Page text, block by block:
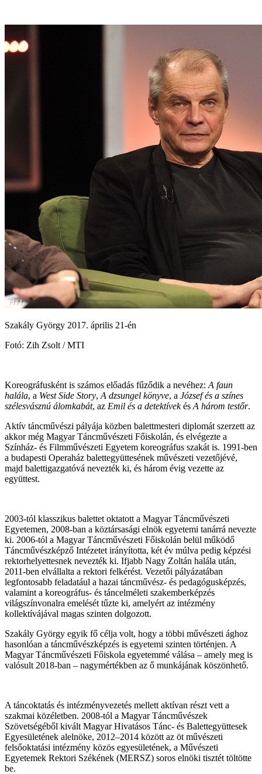
Szakály György 2017. április 21-én
Fotó: Zih Zsolt / MTI
Koreográfusként is számos előadás fűződik a nevéhez: A faun
halála, a West Side Story, A dzsungel könyve, a József és a színes
szélesvásznú álomkabát, az Emil és a detektívekés A három testőr.
Aktív táncművészi pályája közben balettmesteri diplomát szerzett az
akkor még Magyar Táncművészeti Főiskolán, és elvégezte a
Színház- és Filmművészeti Egyetem koreográfus szakát is. 1991-ben
a budapesti Operaház balettegyüttesének művészeti vezetőjévé,
majd balettigazgatóvá nevezték ki, és három évig vezette az
együttest.
2003-tól klasszikus balettet oktatott a Magyar Táncművészeti
Egyetemen, 2008-ban a köztársasági elnök egyetemi tanárrá nevezte
ki. 2006-tól a Magyar Táncművészeti Főiskolán belül működő
Táncművészképző Intézetet irányította, két év múlva pedig képzési
rektorhelyettesnek nevezték ki. Ifjabb Nagy Zoltán halála után,
2011-ben elvállalta a rektori felkérést. Vezetői pályázatában
legfontosabb feladatául a hazai táncművész- és pedagógusképzés,
valamint a koreográfus- és táncelméleti szakemberképzés
világszínvonalra emelését tűzte ki, amelyért az intézmény
kollektívájával magas szinten dolgozott.
Szakály György egyik fő célja volt, hogy a többi művészeti ághoz
hasonlóan a táncművészképzés is egyetemi szinten történjen. A
Magyar Táncművészeti Főiskola egyetemmé válása – amely meg is
valósult 2018-ban – nagymértékben az ő munkájának köszönhető.
A táncoktatás és intézményvezetés mellett aktívan részt vett a
szakmai közéletben. 2008-tól a Magyar Táncművészek
Szövetségéből kivált Magyar Hivatásos Tánc- és Balettegyüttesek
Egyesületének alelnöke, 2012–2014 között az öt művészeti
felsőoktatási intézmény közös egyesületének, a Művészeti
Egyetemek Rektori Székének (MERSZ) soros elnöki tisztét töltötte
be.